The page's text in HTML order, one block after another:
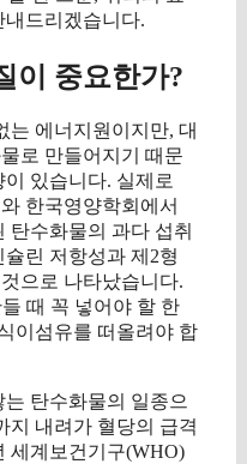
드리겠습니다.
이 중요한가?
는 에너지원이지만, 대
로 만들어지기 때문
있습니다. 실제로
한국영양학회에서
탄수화물의 과다 섭취
린 저항성과 제2형
으로 나타났습니다.
때 꼭 넣어야 할 한
이섬유를 떠올려야 합
탄수화물의 일종으
지 내려가 혈당의 급격
세계보건기구(WHO)